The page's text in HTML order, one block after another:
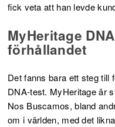
fick veta att han levde
MyHeritage
förhållandet
Det fanns bara ett steg till
DNA-test. MyHeritage är
Nos Buscamos, bland
om i världen, med det